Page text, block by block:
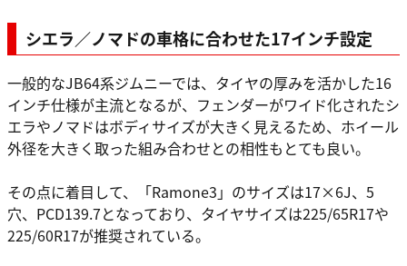
シエラ／ノマドの車格に合わせた17インチ設定
一般的なJB64系ジムニーでは、タイヤの厚みを活かした16
インチ仕様が主流となるが、フェンダーがワイド化されたシ
エラやノマドはボディサイズが大きく見えるため、ホイール
外径を大きく取った組み合わせとの相性もとても良い。
その点に着目して、「Ramone3」のサイズは17×6J、5
穴、PCD139.7となっており、タイヤサイズは225/65R17や
225/60R17が推奨されている。